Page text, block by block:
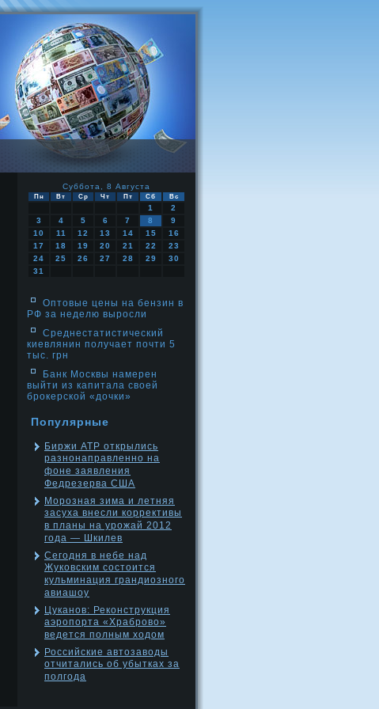
Суббота, 8 Августа
Пн Вт Ср Чт Пт Сб Вс
1
2
3
4 5 6 7 8
9
10
11 12 13 14 15
16
17
18 19 20 21 22
23
24
25 26 27 28 29
30
31
Оптовые цены на бензин в
РФ за неделю выросли
Среднестатистический
киевлянин получает почти 5
тыс. грн
Банк Москвы намерен
выйти из капитала своей
брокерской «дочки»
Популярные
Биржи АТР открылись
разнонаправленно на
фоне заявления
Федрезерва США
Морозная зима и летняя
засуха внесли коррективы
в планы на урожай 2012
года — Шкилев
Сегодня в небе над
Жуковским состоится
кульминация грандиозного
авиашоу
Цуканов: Реконструкция
аэропорта «Храброво»
ведется полным ходом
Российские автозаводы
отчитались об убытках за
полгода